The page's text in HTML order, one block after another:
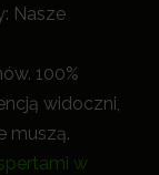
Nasze
100%
widoczni,
muszą.
w